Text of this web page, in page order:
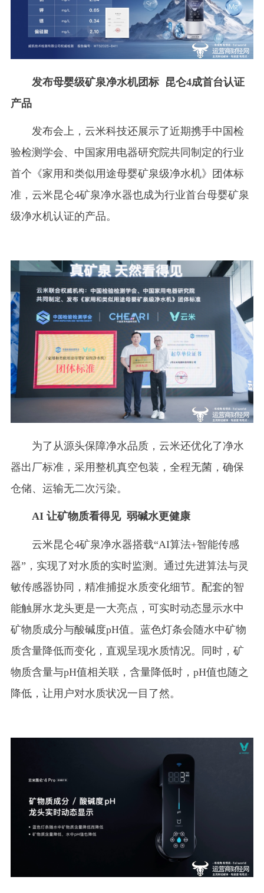
发布母婴级矿泉净水机团标 昆仑4成首台认证
产品
发布会上，云米科技还展示了近期携手中国检
验检测学会、中国家用电器研究院共同制定的行业
首个《家⽤和类似⽤途⺟婴矿泉级净⽔机》团体标
准，云米昆仑4矿泉净水器也成为行业首台母婴矿泉
级净水机认证的产品。
为了从源头保障净水品质，云米还优化了净水
器出厂标准，采用整机真空包装，全程无菌，确保
仓储、运输无二次污染。
AI 让矿物质看得见 弱碱水更健康
云米昆仑4矿泉净水器搭载“AI算法+智能传感
器”，实现了对水质的实时监测。通过先进算法与灵
敏传感器协同，精准捕捉水质变化细节。配套的智
能触屏水龙头更是一大亮点，可实时动态显示水中
矿物质成分与酸碱度pH值。蓝色灯条会随水中矿物
质含量降低而变化，直观呈现水质情况。同时，矿
物质含量与pH值相关联，含量降低时，pH值也随之
降低，让用户对水质状况一目了然。